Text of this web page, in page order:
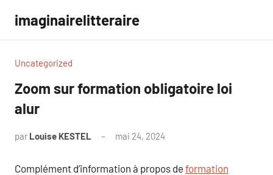
contenu
imaginairelitteraire
Uncategorized
Zoom sur formation obligatoire loi
alur
par Louise KESTEL mai 24, 2024
Complément d’information à propos de formation